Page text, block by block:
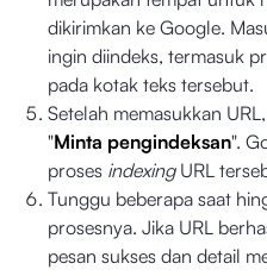
dikirimkan ke Google.
ingin diindeks, termasuk
pada kotak teks tersebut.
Setelah memasukkan
"Minta pengindeksan".
proses indexingURL
Tunggu beberapa saat
prosesnya. Jika URL
pesan sukses dan detail